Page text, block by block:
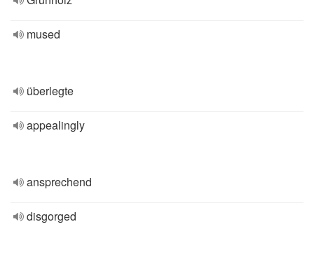
mused
überlegte
appealingly
ansprechend
disgorged